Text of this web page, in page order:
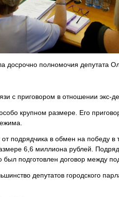
досрочно полномочия депутата
с приговором в отношении экс-
крупном размере. Его
подрядчика в обмен на победу в
6,6 миллиона рублей.
был подготовлен договор между
депутатов городского